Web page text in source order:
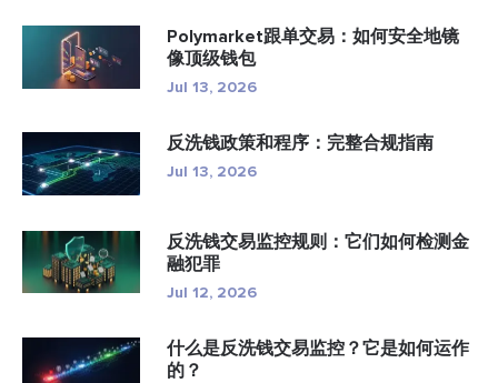
Polymarket跟单交易：如何安全地镜
像顶级钱包
Jul 13, 2026
反洗钱政策和程序：完整合规指南
Jul 13, 2026
反洗钱交易监控规则：它们如何检测金
融犯罪
Jul 12, 2026
什么是反洗钱交易监控？它是如何运作
的？